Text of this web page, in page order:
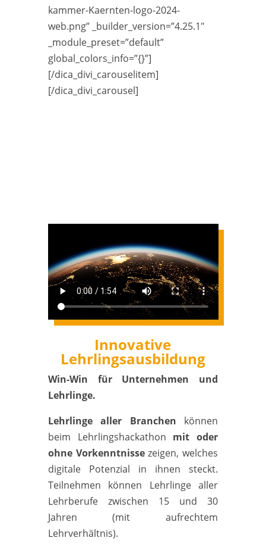
kammer-Kaernten-logo-2024-
web.png” _builder_version=”4.25.1″
_module_preset=”default”
global_colors_info=”{}”]
[/dica_divi_carouselitem]
[/dica_divi_carousel]
Innovative
Lehrlingsausbildung
Win-Win für Unternehmen und
Lehrlinge.
Lehrlinge aller Branchen können
beim Lehrlingshackathon mit oder
ohne Vorkenntnissezeigen, welches
digitale Potenzial in ihnen steckt.
Teilnehmen können Lehrlinge aller
Lehrberufe zwischen 15 und 30
Jahren (mit aufrechtem
Lehrverhältnis).